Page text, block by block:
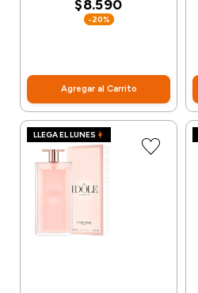
$8.590
-20%
Agregar al Carrito
LLEGA EL LUNES